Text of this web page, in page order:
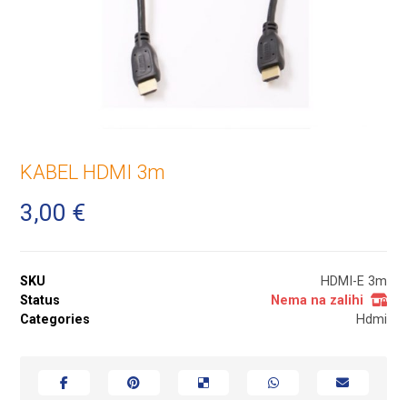
KABEL HDMI 3m
3,00 €
SKU
HDMI-E 3m
Status
Nema na zalihi
Categories
Hdmi